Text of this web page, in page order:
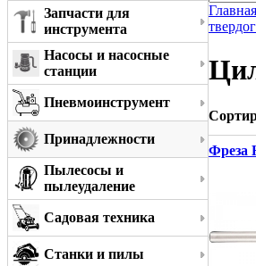
Запчасти для
инструмента
Насосы и насосные
станции
Пневмоинструмент
Принадлежности
Пылесосы и
пылеудаление
Садовая техника
Станки и пилы
Главная
Фреза